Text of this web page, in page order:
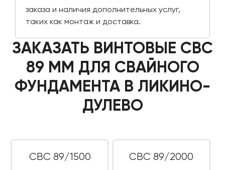
заказа и наличия дополнительных услуг,
таких как монтаж и доставка.
ЗАКАЗАТЬ ВИНТОВЫЕ СВС
89 ММ ДЛЯ СВАЙНОГО
ФУНДАМЕНТА В ЛИКИНО-
ДУЛЕВО
СВС 89/1500 СВС 89/2000